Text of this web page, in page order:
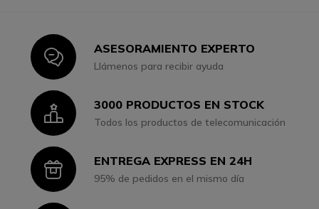
IconASESORAMIENTO EXPERTO
Llámenos para recibir ayuda
Icon3000 PRODUCTOS EN STOCK
Todos los productos de telecomunicación
IconENTREGA EXPRESS EN 24H
95% de pedidos en el mismo día